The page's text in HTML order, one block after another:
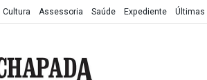
Cultura Assessoria Saúde Expediente Últimas